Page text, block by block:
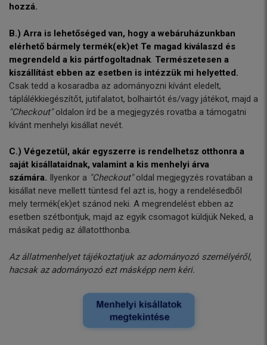
hozzá.
B.) Arra is lehetőséged van, hogy a webáruházunkban
elérhető bármely termék(ek)et Te magad kiválaszd és
megrendeld a kis pártfogoltadnak. Természetesen a
kiszállítást ebben az esetben is intézzük mi helyetted.
Csak tedd a kosaradba az adományozni kívánt eledelt,
táplálékkiegészítőt, jutifalatot, bolhairtót és/vagy játékot, majd a
"Checkout"oldalon írd be a megjegyzés rovatba a támogatni
kívánt menhelyi kisállat nevét.
C.) Végezetül, akár egyszerre is rendelhetsz otthonra a
saját kisállataidnak, valamint a kis menhelyi árva
számára. Ilyenkor a "Checkout"oldal megjegyzés rovatában a
kisállat neve mellett tüntesd fel azt is, hogy a rendelésedből
mely termék(ek)et szánod neki. A megrendelést ebben az
esetben szétbontjuk, majd az egyik csomagot küldjük Neked, a
másikat pedig az állatotthonba.
Az állatmenhelyet tájékoztatjuk az adományozó személyéről,
hacsak az adományozó ezt másképp nem kéri.